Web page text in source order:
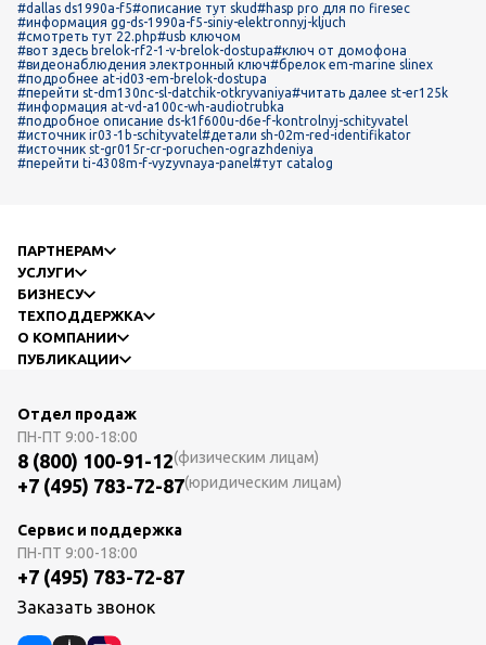
#dallas ds1990a-f5#описание тут skud#hasp pro для по firesec
#информация gg-ds-1990a-f5-siniy-elektronnyj-kljuch
#смотреть тут 22.php#usb ключом
#вот здесь brelok-rf2-1-v-brelok-dostupa#ключ от домофона
#видеонаблюдения электронный ключ#брелок em-marine slinex
#подробнее at-id03-em-brelok-dostupa
#перейти st-dm130nc-sl-datchik-otkryvaniya#читать далее st-er125k
#информация at-vd-a100c-wh-audiotrubka
#подробное описание ds-k1f600u-d6e-f-kontrolnyj-schityvatel
#источник ir03-1b-schityvatel#детали sh-02m-red-identifikator
#источник st-gr015r-cr-poruchen-ograzhdeniya
#перейти ti-4308m-f-vyzyvnaya-panel#тут catalog
ПАРТНЕРАМ
УСЛУГИ
БИЗНЕСУ
ТЕХПОДДЕРЖКА
О КОМПАНИИ
ПУБЛИКАЦИИ
Отдел продаж
ПН-ПТ 9:00-18:00
8 (800) 100-91-12(физическим лицам)
+7 (495) 783-72-87(юридическим лицам)
Сервис и поддержка
ПН-ПТ 9:00-18:00
+7 (495) 783-72-87
Заказать звонок